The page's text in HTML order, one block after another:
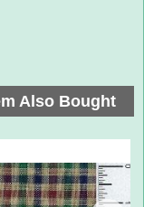
Also Bought